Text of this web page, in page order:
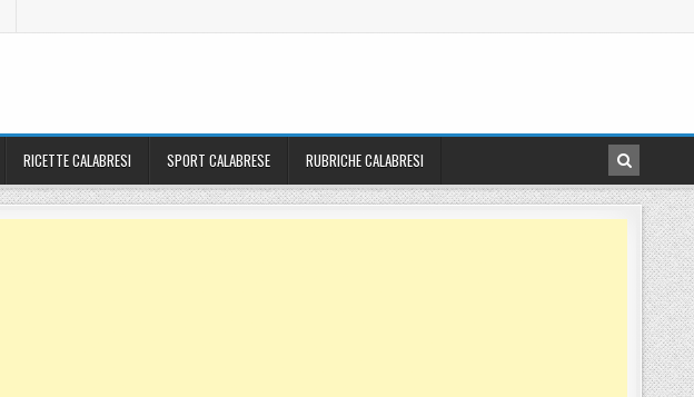
RICETTE CALABRESI SPORT CALABRESE RUBRICHE CALABRESI